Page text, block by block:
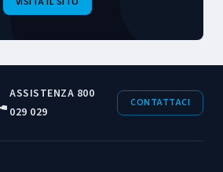
ASSISTENZA 800
029 029
CONTATTACI